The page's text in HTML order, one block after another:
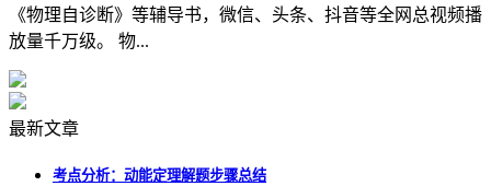
《物理自诊断》等辅导书，微信、头条、抖音等全网总视频播
放量千万级。 物...
最新文章
考点分析：动能定理解题步骤总结